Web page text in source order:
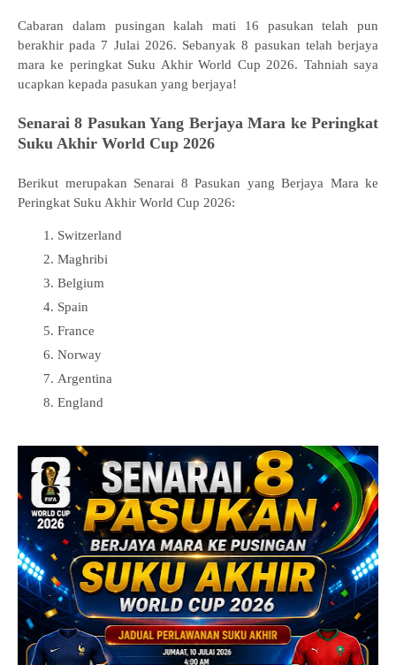
Cabaran dalam pusingan kalah mati 16 pasukan telah pun
berakhir pada 7 Julai 2026. Sebanyak 8 pasukan telah berjaya
mara ke peringkat Suku Akhir World Cup 2026. Tahniah saya
ucapkan kepada pasukan yang berjaya!
Senarai 8 Pasukan Yang Berjaya Mara ke Peringkat
Suku Akhir World Cup 2026
Berikut merupakan Senarai 8 Pasukan yang Berjaya Mara ke
Peringkat Suku Akhir World Cup 2026:
Switzerland
Maghribi
Belgium
Spain
France
Norway
Argentina
England